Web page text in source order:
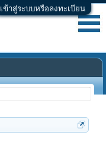
เข้าสู่ระบบหรือลงทะเบียน